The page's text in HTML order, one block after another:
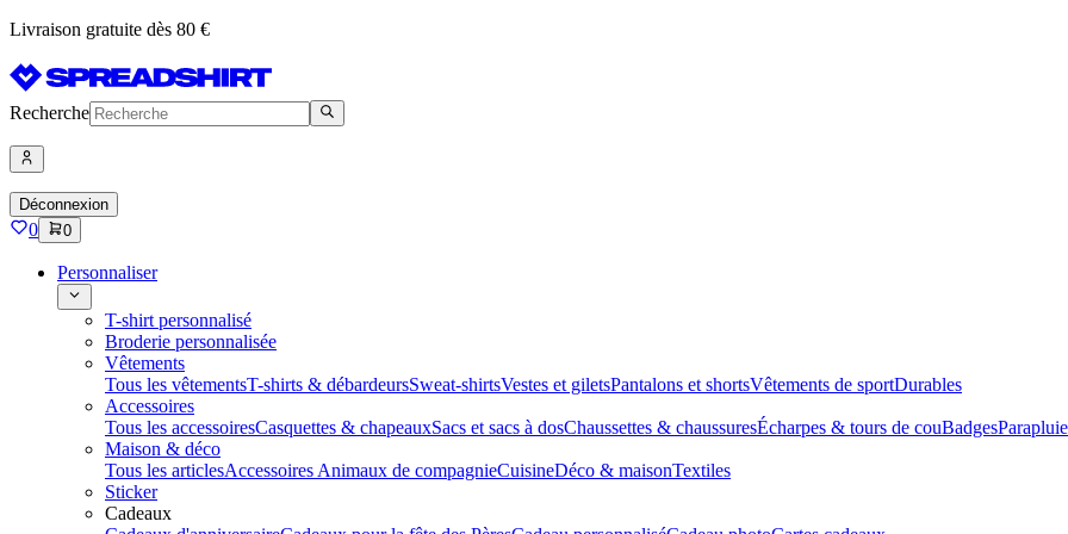
Livraison gratuite dès 80 €
Recherche
Déconnexion
0 0
Personnaliser
T-shirt personnalisé
Broderie personnalisée
Vêtements
Tous les vêtementsT-shirts & débardeursSweat-shirtsVestes et giletsPantalons et shortsVêtements de sportDurables
Accessoires
Tous les accessoiresCasquettes & chapeauxSacs et sacs à dosChaussettes & chaussuresÉcharpes & tours de couBadges
Maison & déco
Tous les articlesAccessoires Animaux de compagnieCuisineDéco & maisonTextiles
Sticker
Cadeaux